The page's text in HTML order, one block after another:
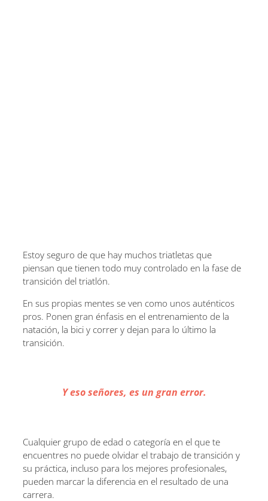
Estoy seguro de que hay muchos triatletas que
piensan que tienen todo muy controlado en la fase de
transición del triatlón.
En sus propias mentes se ven como unos auténticos
pros. Ponen gran énfasis en el entrenamiento de la
natación, la bici y correr y dejan para lo último la
transición.
Y eso señores, es un gran error.
Cualquier grupo de edad o categoría en el que te
encuentres no puede olvidar el trabajo de transición y
su práctica, incluso para los mejores profesionales,
pueden marcar la diferencia en el resultado de una
carrera.